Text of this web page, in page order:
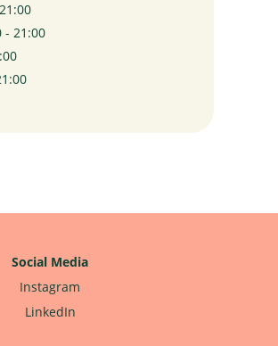
- 21:00
Social Media
Instagram
LinkedIn